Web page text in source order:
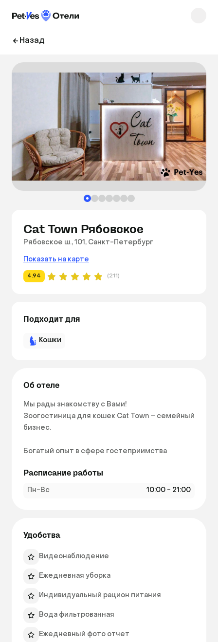
Назад
Cat Town Рябовское
Рябовское ш., 101, Санкт-Петербург
Показать на карте
4.94 (211)
Подходит для
Кошки
Об отеле
Мы рады знакомству с Вами!
Зоогостиница для кошек Cat Town – семейный
бизнес.
Богатый опыт в сфере гостеприимства
Нам важно понимать, что гости выбирают нас
и безопасность, понимая как важно хозяину
Вся мебель спроектирована и изготовлена
интерьера.
Cat Town с радостью открывает свои двери
Расписание работы
Пн-Вс 10:00 - 21:00
Удобства
Видеонаблюдение
Ежедневная уборка
Индивидуальный рацион питания
Вода фильтрованная
Ежедневный фото отчет